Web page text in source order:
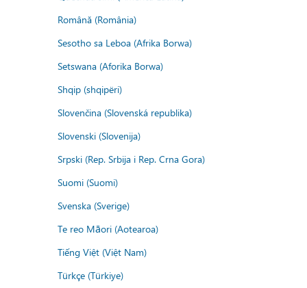
Română (România)
Sesotho sa Leboa (Afrika Borwa)
Setswana (Aforika Borwa)
Shqip (shqipëri)
Slovenčina (Slovenská republika)
Slovenski (Slovenija)
Srpski (Rep. Srbija i Rep. Crna Gora)
Suomi (Suomi)
Svenska (Sverige)
Te reo Māori (Aotearoa)
Tiếng Việt (Việt Nam)
Türkçe (Türkiye)